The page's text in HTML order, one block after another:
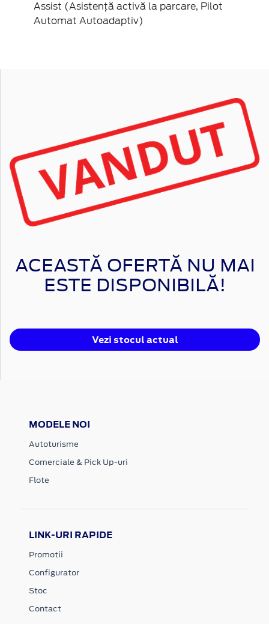
Assist (Asistență activă la parcare, Pilot
Automat Autoadaptiv)
ACEASTĂ OFERTĂ NU MAI
ESTE DISPONIBILĂ!
Vezi stocul actual
MODELE NOI
Autoturisme
Comerciale & Pick Up-uri
Flote
LINK-URI RAPIDE
Promotii
Configurator
Stoc
Contact